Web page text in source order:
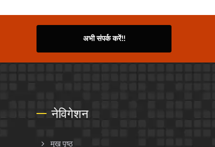
अभी संपर्क करें!!
नेविगेशन
मुख पृष्ठ